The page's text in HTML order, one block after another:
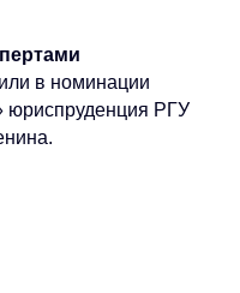
в номинации
юриспруденция РГУ